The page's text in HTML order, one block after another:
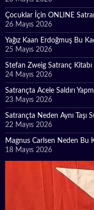
Çocuklar İçin ONLINE
26 Mayıs 2026
Yağız Kaan Erdoğmuş Bu
25 Mayıs 2026
Stefan Zweig Satranç Kitabı
24 Mayıs 2026
Satrançta Acele Saldırı
23 Mayıs 2026
Satrançta Neden Aynı Taşı
22 Mayıs 2026
Magnus Carlsen Neden Bu
18 Mayıs 2026